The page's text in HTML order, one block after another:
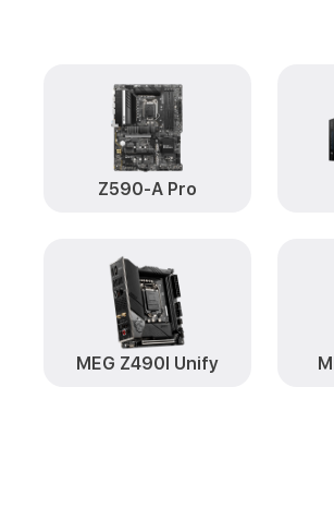
Z590-A Pro
MEG Z490I Unify